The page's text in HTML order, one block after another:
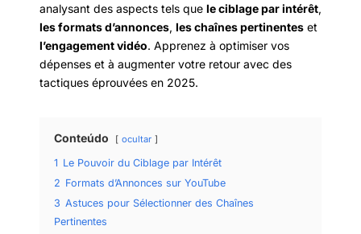
analysant des aspects tels que le ciblage par intérêt,
les formats d’annonces, les chaînes pertinentes et
l’engagement vidéo. Apprenez à optimiser vos
dépenses et à augmenter votre retour avec des
tactiques éprouvées en 2025.
Conteúdo ocultar
1 Le Pouvoir du Ciblage par Intérêt
2 Formats d’Annonces sur YouTube
3 Astuces pour Sélectionner des Chaînes
Pertinentes